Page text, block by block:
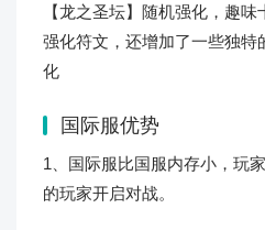
【龙之圣坛】随机强化，趣
强化符文，还增加了一些独特
化
国际服优势
1、国际服比国服内存小，玩
的玩家开启对战。